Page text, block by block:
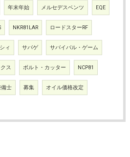
年末年始 メルセデスベンツ EQE
NKR81LAR ロードスターRF
ィ サバゲ サバイバル・ゲーム
ス ボルト・カッター NCP81
備士 募集 オイル価格改定